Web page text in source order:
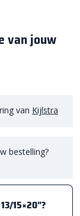
van jouw
van Kijlstra
bestelling?
15×20"?